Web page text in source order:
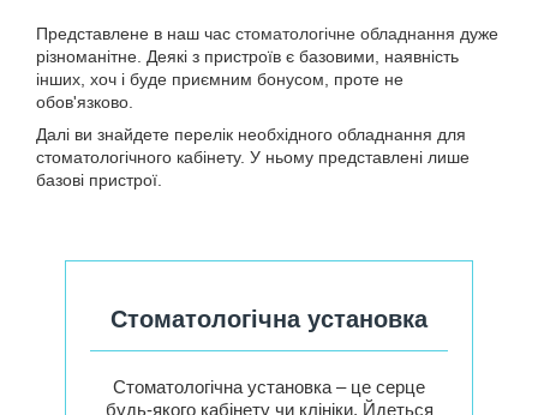
Представлене в наш час стоматологічне обладнання дуже
різноманітне. Деякі з пристроїв є базовими, наявність
інших, хоч і буде приємним бонусом, проте не
обов'язково.
Далі ви знайдете перелік необхідного обладнання для
стоматологічного кабінету. У ньому представлені лише
базові пристрої.
Стоматологічна установка
Стоматологічна установка – це серце
будь-якого кабінету чи клініки. Йдеться